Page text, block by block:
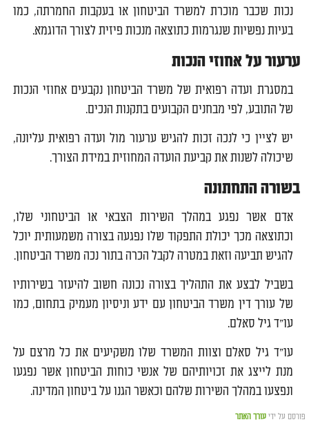
נכות שכבר מוכרת למשרד הביטחון או בעקבות החמרתה, כמו
בעיות נפשיות שנגרמות כתוצאה מנכות פיזית לצורך הדוגמא.
ערעור על אחוזי הנכות
במסגרת ועדה רפואית של משרד הביטחון נקבעים אחוזי הנכות
של התובע, לפי מבחנים הקבועים בתקנות הנכים.
יש לציין כי לנכה זכות להגיש ערעור מול ועדה רפואית עליונה,
שיכולה לשנות את קביעת הועדה המחוזית במידת הצורך.
בשורה התחתונה
אדם אשר נפגע במהלך השירות הצבאי או הביטחוני שלו,
וכתוצאה מכך יכולת התפקוד שלו נפגעה בצורה משמעותית יוכל
להגיש תביעה וזאת במטרה לקבל הכרה בתור נכה משרד הביטחון.
בשביל לבצע את התהליך בצורה נכונה חשוב להיעזר בשירותיו
של עורך דין משרד הביטחון עם ידע וניסיון מעמיק בתחום, כמו
עו"ד גיל סאלם.
עו"ד גיל סאלם וצוות המשרד שלו משקיעים את כל מרצם על
מנת לייצג את זכויותיהם של אנשי כוחות הביטחון אשר נפגעו
ונפצעו במהלך השירות שלהם וכאשר הגנו על ביטחון המדינה.
פורסם על ידי עורך האתר